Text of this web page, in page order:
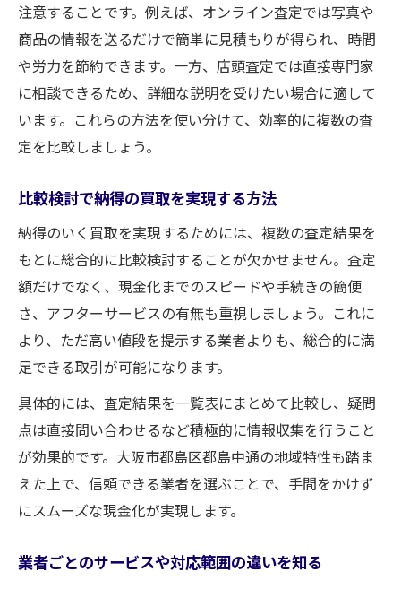
注意することです。例えば、オンライン査定では写真や
商品の情報を送るだけで簡単に見積もりが得られ、時間
や労力を節約できます。一方、店頭査定では直接専門家
に相談できるため、詳細な説明を受けたい場合に適して
います。これらの方法を使い分けて、効率的に複数の査
定を比較しましょう。
比較検討で納得の買取を実現する方法
納得のいく買取を実現するためには、複数の査定結果を
もとに総合的に比較検討することが欠かせません。査定
額だけでなく、現金化までのスピードや手続きの簡便
さ、アフターサービスの有無も重視しましょう。これに
より、ただ高い値段を提示する業者よりも、総合的に満
足できる取引が可能になります。
具体的には、査定結果を一覧表にまとめて比較し、疑問
点は直接問い合わせるなど積極的に情報収集を行うこと
が効果的です。大阪市都島区都島中通の地域特性も踏ま
えた上で、信頼できる業者を選ぶことで、手間をかけず
にスムーズな現金化が実現します。
業者ごとのサービスや対応範囲の違いを知る